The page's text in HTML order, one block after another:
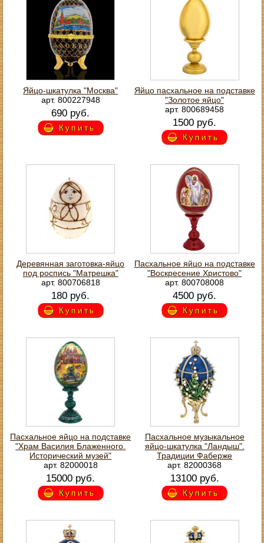
Яйцо-шкатулка "Москва"
арт. 800227948
690 руб.
Купить
Яйцо пасхальное на подставке
"Золотое яйцо"
арт. 800689458
1500 руб.
Купить
Деревянная заготовка-яйцо
под роспись "Матрешка"
арт. 800706818
180 руб.
Купить
Пасхальное яйцо на подставке
"Воскресение Христово"
арт. 800708008
4500 руб.
Купить
Пасхальное яйцо на подставке
"Храм Василия Блаженного.
Исторический музей"
арт. 82000018
15000 руб.
Купить
Пасхальное музыкальное
яйцо-шкатулка "Ландыш".
Традиции Фаберже
арт. 82000368
13100 руб.
Купить